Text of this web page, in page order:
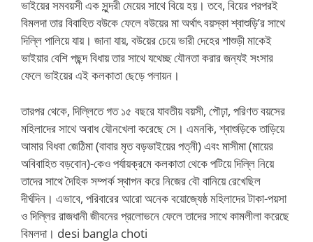
ভাইয়ের সমবয়সী এক সুন্দরী মেয়ের সাথে বিয়ে হয়। তবে, বিয়ের পরপরই
বিমলদা তার বিবাহিত বউকে ফেলে বউয়ের মা অর্থাৎ বয়স্কা শ্বাশুড়ি’র সাথে
দিল্লি পালিয়ে যায়। জানা যায়, বউয়ের চেয়ে ভারী দেহের শাশুড়ী মাকেই
ভাইয়ার বেশি পছন্দ বিধায় তার সাথে যথেচ্ছ যৌনতা করার জন্যই সংসার
ফেলে ভাইয়ের এই কলকাতা ছেড়ে পলায়ন।
তারপর থেকে, দিল্লিতে গত ১৫ বছরে যাবতীয় বয়সী, পৌঢ়া, পরিণত বয়সের
মহিলাদের সাথে অবাধ যৌনখেলা করেছে সে। এমনকি, শ্বাশুড়িকে তাড়িয়ে
আমার বিধবা জেঠিমা (বাবার মৃত বড়ভাইয়ের পত্নী) এবং মাসীমা (মায়ের
অবিবাহিত বড়বোন)-কেও পর্যায়ক্রমে কলকাতা থেকে পটিয়ে দিল্লি নিয়ে
তাদের সাথে দৈহিক সম্পর্ক স্থাপন করে নিজের বৌ বানিয়ে রেখেছিল
দীর্ঘদিন। এভাবে, পরিবারের আরো অনেক বয়োজ্যেষ্ঠ মহিলাদের টাকা-পয়সা
ও দিল্লির রাজধানী জীবনের প্রলোভনে ফেলে তাদের সাথে কামলীলা করেছে
বিমলদা। desi bangla choti